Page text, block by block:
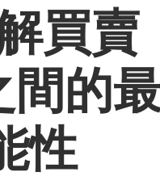
買賣
間的
性